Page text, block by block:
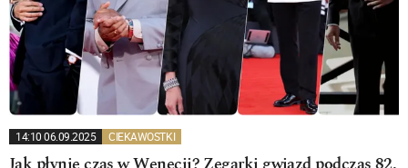
14:10 06.09.2025 CIEKAWOSTKI
Jak płynie czas w Wenecji? Zegarki gwiazd podczas 82.